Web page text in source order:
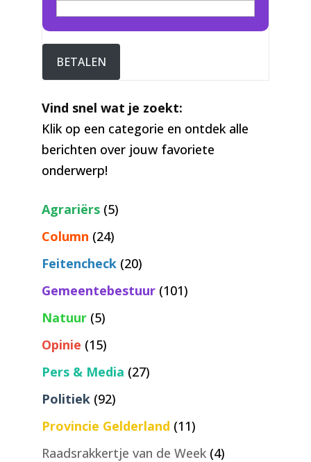
BETALEN
Vind snel wat je zoekt:
Klik op een categorie en ontdek alle
berichten over jouw favoriete
onderwerp!
Agrariërs(5)
Column (24)
Feitencheck(20)
Gemeentebestuur(101)
Natuur(5)
Opinie (15)
Pers & Media (27)
Politiek(92)
Provincie Gelderland (11)
Raadsrakkertje van de Week(4)